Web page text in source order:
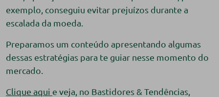
exemplo, conseguiu evitar prejuízos durante a
escalada da moeda.
Preparamos um conteúdo apresentando algumas
dessas estratégias para te guiar nesse momento do
mercado.
Clique aqui e veja, no Bastidores & Tendências,